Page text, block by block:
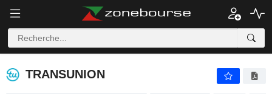
TRANSUNION
TRANSUNION